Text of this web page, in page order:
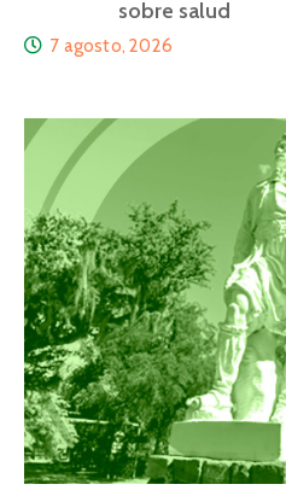
sobre salud
7 agosto, 2026